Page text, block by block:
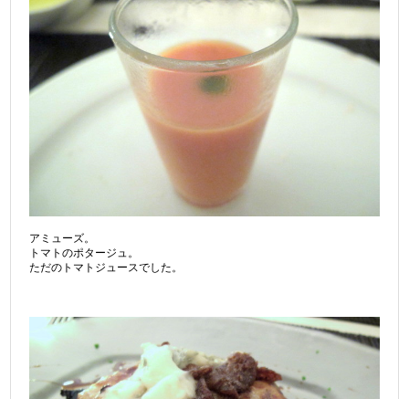
アミューズ。
トマトのポタージュ。
ただのトマトジュースでした。